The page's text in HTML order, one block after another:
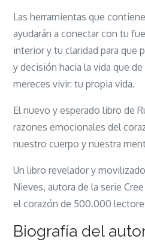
Las herramientas que
ayudarán a conectar con tu
interior y tu claridad para que
y decisión hacia la vida que
mereces vivir: tu propia vida.
El nuevo y esperado libro de
razones emocionales del
nuestro cuerpo y nuestra
Un libro revelador y
Nieves, autora de la serie
el corazón de 500.000
Biografía del